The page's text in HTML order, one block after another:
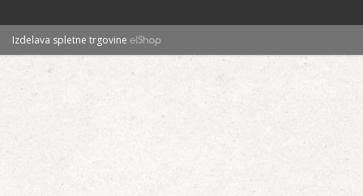
Izdelava spletne trgovine